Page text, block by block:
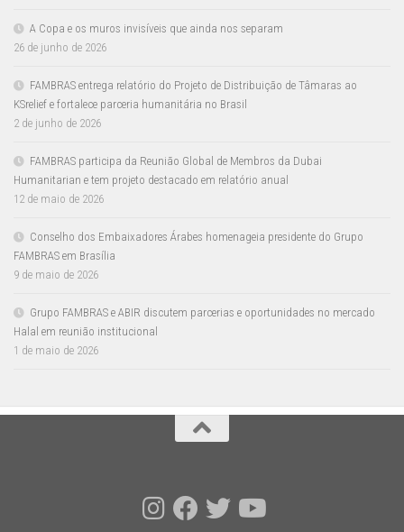
A Copa e os muros invisíveis que ainda nos separam
26 de junho de 2026
FAMBRAS entrega relatório do Projeto de Distribuição de Tâmaras ao
KSrelief e fortalece parceria humanitária no Brasil
2 de junho de 2026
FAMBRAS participa da Reunião Global de Membros da Dubai
Humanitarian e tem projeto destacado em relatório anual
12 de maio de 2026
Conselho dos Embaixadores Árabes homenageia presidente do Grupo
FAMBRAS em Brasília
9 de maio de 2026
Grupo FAMBRAS e ABIR discutem parcerias e oportunidades no mercado
Halal em reunião institucional
1 de maio de 2026